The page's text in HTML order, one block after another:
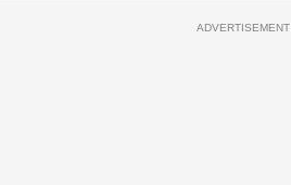
ADVERTISEMENT